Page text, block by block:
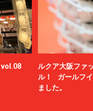
vol.08
ルクア大阪ファ
ル！ ガールフイ
ました。